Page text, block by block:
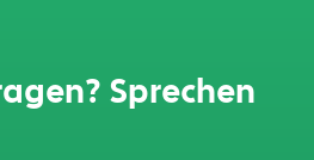
Sprechen